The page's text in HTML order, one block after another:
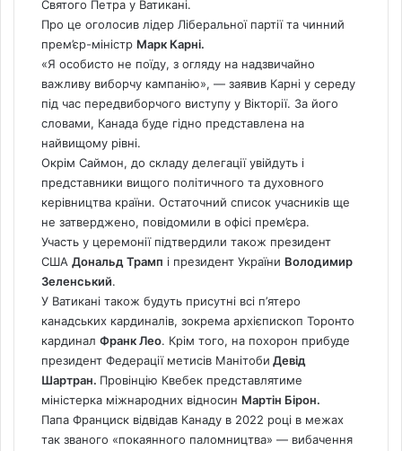
Святого Петра у Ватикані.
Про це оголосив лідер Ліберальної партії та чинний
прем’єр-міністр Марк Карні.
«Я особисто не поїду, з огляду на надзвичайно
важливу виборчу кампанію», — заявив Карні у середу
під час передвиборчого виступу у Вікторії. За його
словами, Канада буде гідно представлена на
найвищому рівні.
Окрім Саймон, до складу делегації увійдуть і
представники вищого політичного та духовного
керівництва країни. Остаточний список учасників ще
не затверджено, повідомили в офісі прем’єра.
Участь у церемонії підтвердили також президент
США Дональд Трамп і президент України Володимир
Зеленський.
У Ватикані також будуть присутні всі п’ятеро
канадських кардиналів, зокрема архієпископ Торонто
кардинал Франк Лео. Крім того, на похорон прибуде
президент Федерації метисів Манітоби Девід
Шартран. Провінцію Квебек представлятиме
міністерка міжнародних відносин Мартін Бірон.
Папа Франциск відвідав Канаду в 2022 році в межах
так званого «покаянного паломництва» — вибачення